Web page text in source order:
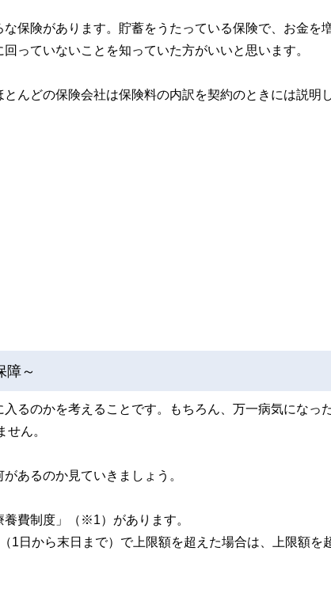
保険があります。貯蓄をうたっている保険で、お金を
っていないことを知っていた方がいいと思います。
んどの保険会社は保険料の内訳を契約のときには説明
障～
るのかを考えることです。もちろん、万一病気になっ
ん。
あるのか見ていきましょう。
費制度」（※1）があります。
1日から末日まで）で上限額を超えた場合は、上限額を